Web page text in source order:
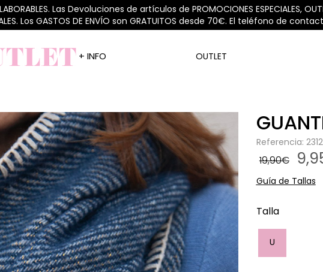
Las Devoluciones de artículos de PROMOCIONES ESPECIALES,
Los GASTOS DE ENVÍO son GRATUITOS desde 70€. El teléfono de
+ INFO OUTLET
Referencia:
19,90€
Guía de Tallas
Talla
U